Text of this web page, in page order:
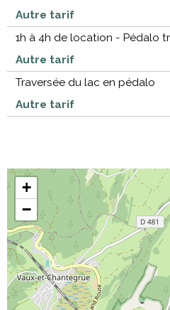
Autre tarif
1h à 4h de location - Pédalo
Autre tarif
Traversée du lac en pédalo
Autre tarif
+
−